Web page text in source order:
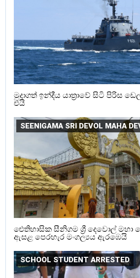
මුදාගත් ඉන්දීය යාත්‍රාවේ සිටි පිරිස
එයි
SEENIGAMA SRI DEVOL MAHA
ඓතිහාසික සීනිගම ශ්‍රී දෙවොල් මහා
ඇසළ පෙරහැර මංගල්‍යය ඇරඹෙයි
SCHOOL STUDENT ARRESTED